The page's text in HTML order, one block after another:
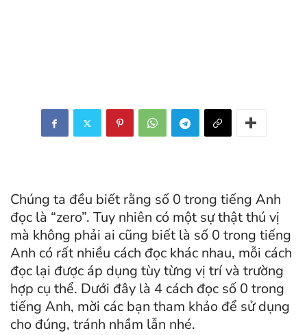
Chúng ta đều biết rằng số 0 trong tiếng Anh
đọc là “zero”. Tuy nhiên có một sự thật thú vị
mà không phải ai cũng biết là số 0 trong tiếng
Anh có rất nhiều cách đọc khác nhau, mỗi cách
đọc lại được áp dụng tùy từng vị trí và trường
hợp cụ thể. Dưới đây là 4 cách đọc số 0 trong
tiếng Anh, mời các bạn tham khảo để sử dụng
cho đúng, tránh nhầm lẫn nhé.